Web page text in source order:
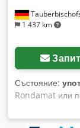
1 437 km
Състояние:
Rondamat или
A Hjhlerf
930,